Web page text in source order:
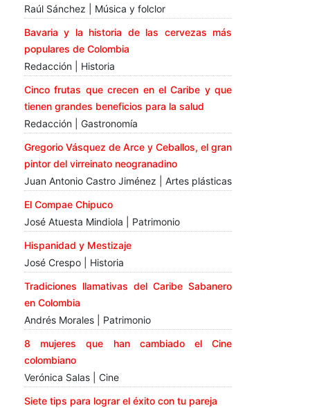
Raúl Sánchez | Música y folclor
Bavaria y la historia de las cervezas más
populares de Colombia
Redacción | Historia
Cinco frutas que crecen en el Caribe y que
tienen grandes beneficios para la salud
Redacción | Gastronomía
Gregorio Vásquez de Arce y Ceballos, el gran
pintor del virreinato neogranadino
Juan Antonio Castro Jiménez | Artes plásticas
El Compae Chipuco
José Atuesta Mindiola | Patrimonio
Hispanidad y Mestizaje
José Crespo | Historia
Tradiciones llamativas del Caribe Sabanero
en Colombia
Andrés Morales | Patrimonio
8 mujeres que han cambiado el Cine
colombiano
Verónica Salas | Cine
Siete tips para lograr el éxito con tu pareja